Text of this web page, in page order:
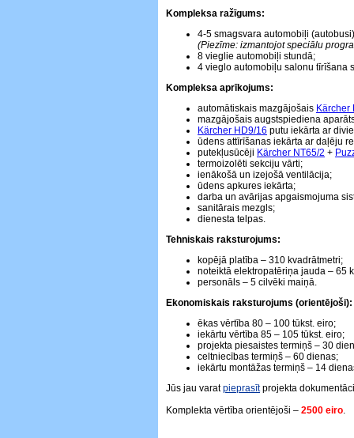
Kompleksa ražīgums:
4-5 smagsvara automobiļi
(Piezīme: izmantojot speciālu
8 vieglie automobiļi stundā;
4 vieglo automobiļu salonu tīrīšana
Kompleksa aprīkojums:
automātiskais mazgājošais Kärcher
mazgājošais augstspiediena
Kärcher HD9/16 putu iekārta ar
ūdens attīrīšanas iekārta ar daļēju
putekļusūcēji Kärcher NT65/2 +
termoizolēti sekciju vārti;
ienākošā un izejošā ventilācija;
ūdens apkures iekārta;
darba un avārijas apgaismojuma
sanitārais mezgls;
dienesta telpas.
Tehniskais raksturojums:
kopējā platība – 310 kvadrātmetri;
noteiktā elektropatēriņa jauda – 65
personāls – 5 cilvēki maiņā.
Ekonomiskais raksturojums (orientējoši):
ēkas vērtība 80 – 100 tūkst. eiro;
iekārtu vērtība 85 – 105 tūkst. eiro;
projekta piesaistes termiņš – 30
celtniecības termiņš – 60 dienas;
iekārtu montāžas termiņš – 14
Jūs jau varatpieprasītprojekta
Komplekta vērtība orientējoši – 2500 eiro.